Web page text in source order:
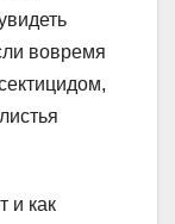
вовремя